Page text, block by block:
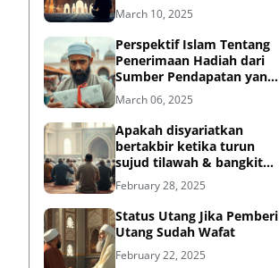
March 10, 2025
Perspektif Islam Tentang
Penerimaan Hadiah dari
Sumber Pendapatan yang
Tidak Halal
March 06, 2025
Apakah disyariatkan
bertakbir ketika turun
sujud tilawah & bangkit
dari sujud tilawah yang
dilakukan dalam shalat?
February 28, 2025
Status Utang Jika Pemberi
Utang Sudah Wafat
February 22, 2025